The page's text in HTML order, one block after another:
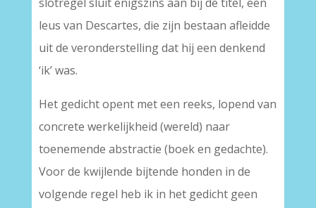
leus van Descartes, die zijn bestaan afleidde
uit de veronderstelling dat hij een denkend
‘ik’ was.
Het gedicht opent met een reeks, lopend van
concrete werkelijkheid (wereld) naar
toenemende abstractie (boek en gedachte).
Voor de kwijlende bijtende honden in de
volgende regel heb ik in het gedicht geen